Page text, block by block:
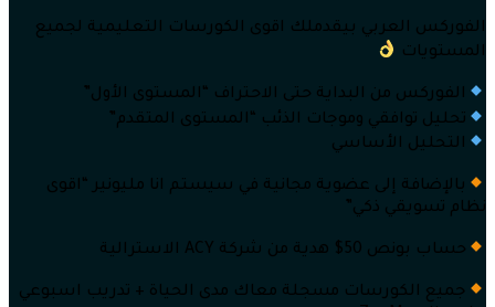
الفوركس العربي بيقدملك اقوى الكورسات التعليمية لجميع
المستويات
الفوركس من البداية حتى الاحتراف “المستوى الأول”
تحليل توافقي وموجات الذئب “المستوى المتقدم”
التحليل الأساسي
بالإضافة إلى عضوية مجانية في سيستم انا مليونير “اقوى
نظام تسويقي ذكي”
حساب بونص 50$ هدية من شركة ACY الاسترالية
جميع الكورسات مسجلة معاك مدى الحياة + تدريب اسبوعي